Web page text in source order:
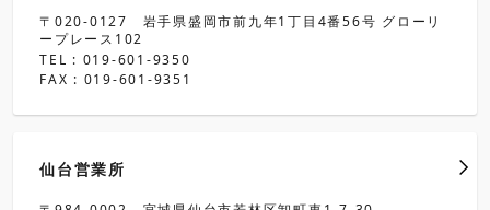
〒020-0127 岩手県盛岡市前九年1丁目4番56号 グローリ
ープレース102
TEL : 019-601-9350
FAX : 019-601-9351
仙台営業所